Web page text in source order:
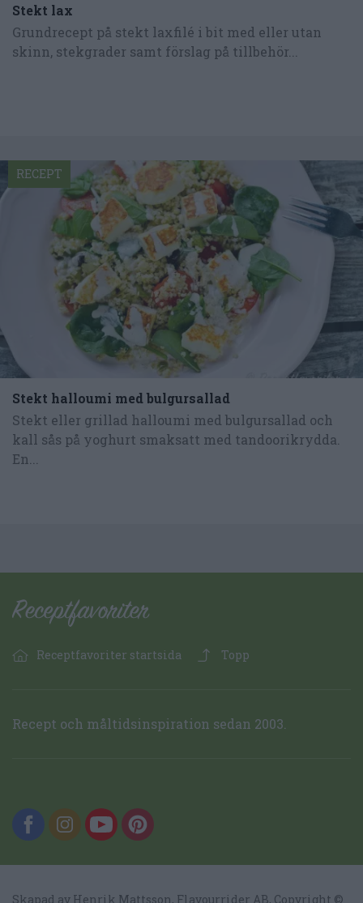
Stekt lax
Grundrecept på stekt laxfilé i bit med eller utan
skinn, stekgrader samt förslag på tillbehör...
Stekt halloumi med bulgursallad
Stekt eller grillad halloumi med bulgursallad och
kall sås på yoghurt smaksatt med tandoorikrydda.
En...
RECEPT
Receptfavoriter startsida Topp
Recept och måltidsinspiration sedan 2003.
Skapad av Henrik Mattsson, Flavourrider AB, Copyright ©